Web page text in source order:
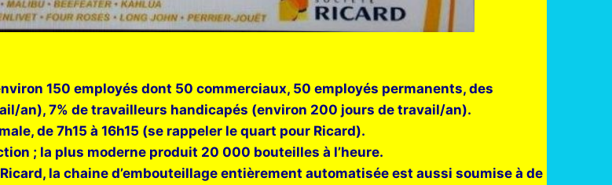
150 employés dont 50 commerciaux, 50 employés permanents, des
an), 7% de travailleurs handicapés (environ 200 jours de travail/an).
de 7h15 à 16h15 (se rappeler le quart pour Ricard).
; la plus moderne produit 20 000 bouteilles à l’heure.
la chaine d’embouteillage entièrement automatisée est aussi soumise à de